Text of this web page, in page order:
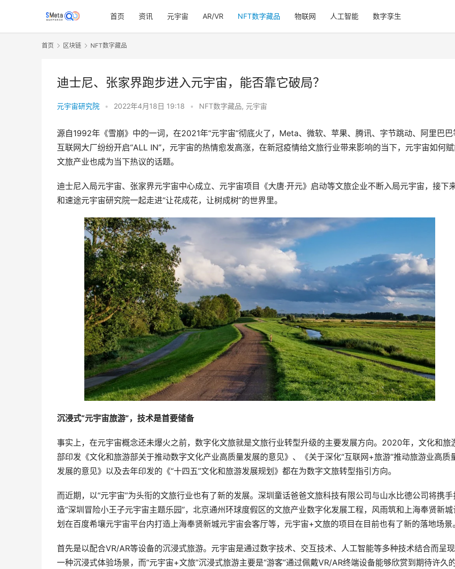
首页 资讯 元宇宙 AR/VR NFT数字藏品 物联网 人工智能 数字孪生
首页 区块链 NFT数字藏品
迪士尼、张家界跑步进入元宇宙，能否靠它破局？
元宇宙研究院 • 2022年4月18日 19:18 • NFT数字藏品, 元宇宙
源自1992年《雪崩》中的一词，在2021年“元宇宙”彻底火了，Meta、微软、苹果、腾讯、字节跳动、阿里巴巴
互联网大厂纷纷开启“ALL IN”，元宇宙的热情愈发高涨，在新冠疫情给文旅行业带来影响的当下，元宇宙如何
文旅产业也成为当下热议的话题。
迪士尼入局元宇宙、张家界元宇宙中心成立、元宇宙项目《大唐·开元》启动等文旅企业不断入局元宇宙，接下
和速途元宇宙研究院一起走进“让花成花，让树成树”的世界里。
沉浸式“元宇宙旅游”，技术是首要储备
事实上，在元宇宙概念还未爆火之前，数字化文旅就是文旅行业转型升级的主要发展方向。2020年，文化和旅
部印发《文化和旅游部关于推动数字文化产业高质量发展的意见》、《关于深化“互联网+旅游”推动旅游业高质
发展的意见》以及去年印发的《“十四五”文化和旅游发展规划》都在为数字文旅转型指引方向。
而近期，以“元宇宙”为头衔的文旅行业也有了新的发展。深圳童话爸爸文旅科技有限公司与山水比德公司将携手
造“深圳冒险小王子元宇宙主题乐园”，北京通州环球度假区的文旅产业数字化发展工程，风雨筑和上海奉贤新城
划在百度希壤元宇宙平台内打造上海奉贤新城元宇宙会客厅等，元宇宙+文旅的项目在目前也有了新的落地场景
首先是以配合VR/AR等设备的沉浸式旅游。元宇宙是通过数字技术、交互技术、人工智能等多种技术结合而呈
一种沉浸式体验场景，而“元宇宙+文旅”沉浸式旅游主要是“游客”通过佩戴VR/AR终端设备能够欣赏到期待许久